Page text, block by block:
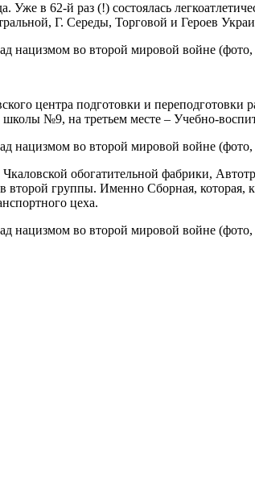
в 62-й раз (!) состоялась
Г. Середы, Торговой и Героев
центра подготовки и
школы №9, на третьем месте – Учебно-
обогатительной фабрики,
группы. Именно Сборная, которая,
цеха.